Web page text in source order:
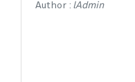
Author : lAdmin